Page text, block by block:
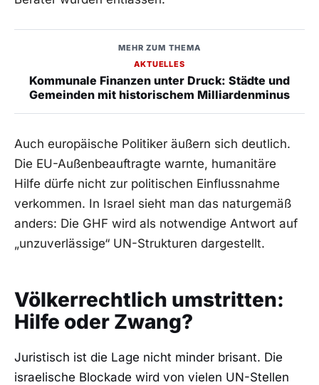
MEHR ZUM THEMA
AKTUELLES
Kommunale Finanzen unter Druck: Städte und
Gemeinden mit historischem Milliardenminus
Auch europäische Politiker äußern sich deutlich.
Die EU-Außenbeauftragte warnte, humanitäre
Hilfe dürfe nicht zur politischen Einflussnahme
verkommen. In Israel sieht man das naturgemäß
anders: Die GHF wird als notwendige Antwort auf
„unzuverlässige“ UN-Strukturen dargestellt.
Völkerrechtlich umstritten:
Hilfe oder Zwang?
Juristisch ist die Lage nicht minder brisant. Die
israelische Blockade wird von vielen UN-Stellen